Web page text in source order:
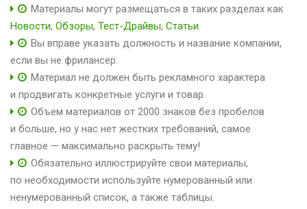
Материалы могут размещаться в таких разделах как
Новости, Обзоры, Тест-Драйвы, Статьи.
Вы вправе указать должность и название компании,
если вы не фрилансер.
Материал не должен быть рекламного характера
и продвигать конкретные услуги и товар.
Объем материалов от 2000 знаков без пробелов
и больше, но у нас нет жестких требований, самое
главное — максимально раскрыть тему!
Обязательно иллюстрируйте свои материалы,
по необходимости используйте нумерованный или
ненумерованный список, а также таблицы.